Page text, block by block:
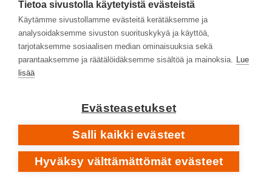
Niko Peltonen
Tietoa sivustolla käytetyistä evästeistä
Käytämme sivustollamme evästeitä kerätäksemme ja
analysoidaksemme sivuston suorituskykyä ja käyttöä,
tarjotaksemme sosiaalisen median ominaisuuksia sekä
parantaaksemme ja räätälöidäksemme sisältöä ja mainoksia. Lue
lisää
Evästeasetukset
Salli kaikki evästeet
Hyväksy välttämättömät evästeet